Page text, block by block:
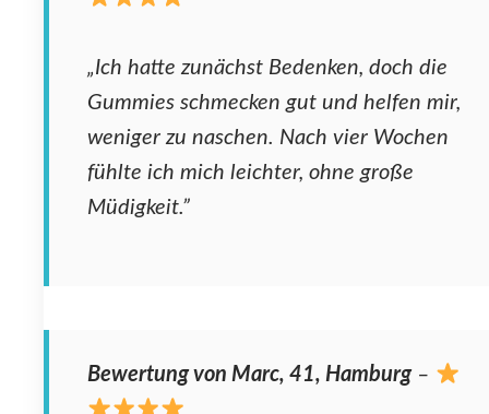
„Ich hatte zunächst Bedenken, doch die
Gummies schmecken gut und helfen mir,
weniger zu naschen. Nach vier Wochen
fühlte ich mich leichter, ohne große
Müdigkeit.”
Bewertung von Marc, 41, Hamburg–